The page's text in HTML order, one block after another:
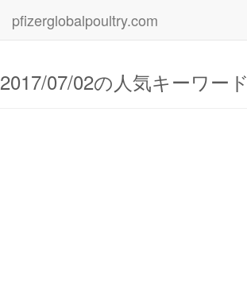
pfizerglobalpoultry.com
2017/07/02の人気キーワード